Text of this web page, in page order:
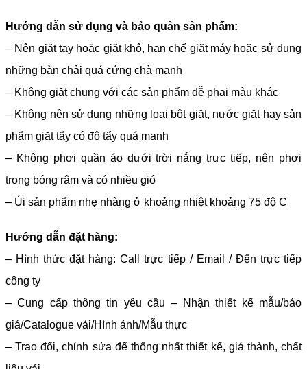
Hướng dẫn sử dụng và bảo quản sản phẩm:
– Nên giặt tay hoặc giặt khô, hạn chế giặt máy hoặc sử dụng
những bàn chải quá cứng chà mạnh
– Không giặt chung với các sản phẩm dễ phai màu khác
– Không nên sử dụng những loại bột giặt, nước giặt hay sản
phẩm giặt tẩy có độ tẩy quá mạnh
– Không phơi quần áo dưới trời nắng trực tiếp, nên phơi
trong bóng râm và có nhiều gió
– Ủi sản phẩm nhẹ nhàng ở khoảng nhiệt khoảng 75 độ C
Hướng dẫn đặt hàng:
– Hình thức đặt hàng: Call trực tiếp / Email / Đến trực tiếp
công ty
– Cung cấp thông tin yêu cầu – Nhận thiết kế mẫu/báo
giá/Catalogue vải/Hình ảnh/Mẫu thực
– Trao đổi, chỉnh sửa để thống nhất thiết kế, giá thành, chất